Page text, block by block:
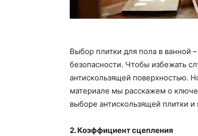
Выбор плитки для пола в ванной
безопасности. Чтобы избежать
антискользящей поверхностью.
материале мы расскажем о
выборе антискользящей плитки и
2. Коэффициент сцепления